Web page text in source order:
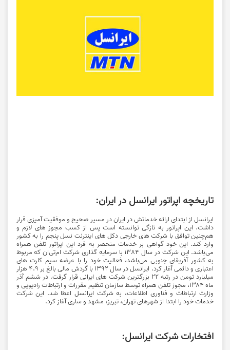
تاریخچه اپراتور ایرانسل در ایران:
ایرانسل از ابتدای ارائه خدماتش در ایران در مسیر صحیح و موفقیت آمیزی قرار
داشت. این اپراتور به تازگی توانسته است پس از کسب مجوز های لازم و
هم‌چنین توافق با شرکت های خارجی دکل های اینترنت نسل پنجم را به کشور
وارد کند. این خود گواهی بر خدمات منحصر به فرد این اپراتور تلفن همراه
می‌باشد. این شرکت در سال 1384 با سرمایه گذاری شرکت ام‌تی‌ان که مربوط
به کشور آفریقای جنوبی می‌باشد، فعالیت خود را با عرضه سیم کارت های
اعتباری و دائمی آغار کرد. ایرانسل در سال 1392 با گردش مالی بالغ بر 4.9 هزار
میلیارد تومن در رتبه 22 بزرگترین شرکت های ایرانی قرار گرفت. در ششم آذر
ماه ۱۳۸۴، مجوز تلفن همراه توسط سازمان تنظیم مقررات و ارتباطات رادیویی و
وزارت ارتباطات و فناوری اطلاعات، به شرکت ایرانسل اعطا شد. این شرکت
خدمات خود را ابتدا از شهرهای تهران، تبریز، مشهد و ساری آغاز کرد.
افتخارات شرکت ایرانسل: